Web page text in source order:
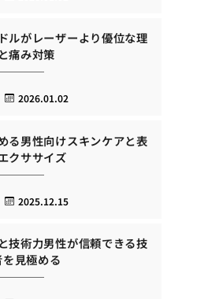
ルがレーザーより優位な理
痛み対策
2026.01.02
る男性向けスキンケアと表
クササイズ
2025.12.15
技術力男性が信頼できる技
見極める